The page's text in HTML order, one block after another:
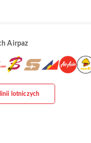
Airpaz
lotniczych